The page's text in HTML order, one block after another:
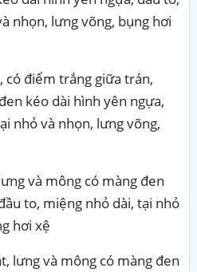
nhọn, lưng võng, bụng hơi
có điểm trắng giữa trán,
kéo dài hình yên ngựa,
nhỏ và nhọn, lưng võng,
và mông có màng đen
to, miệng nhỏ dài, tại nhỏ
hơi xệ
lưng và mông có màng đen